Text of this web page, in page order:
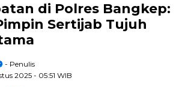
di Polres Bangkep:
Sertijab Tujuh
- Penulis
2025 - 05:51 WIB